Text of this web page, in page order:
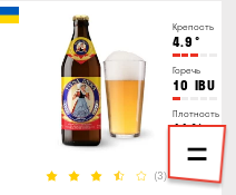
Крепость
4.9 °
Горечь
10 IBU
Плотность
11%
(3)